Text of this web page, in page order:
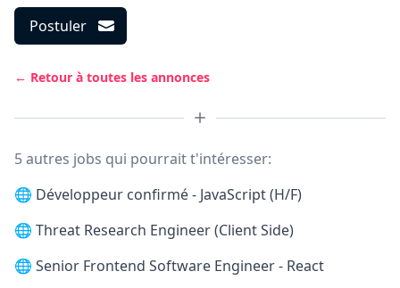
Postuler
← Retour à toutes les annonces
5 autres jobs qui pourrait t'intéresser:
🌐 Développeur confirmé - JavaScript (H/F)
🌐 Threat Research Engineer (Client Side)
🌐 Senior Frontend Software Engineer - React